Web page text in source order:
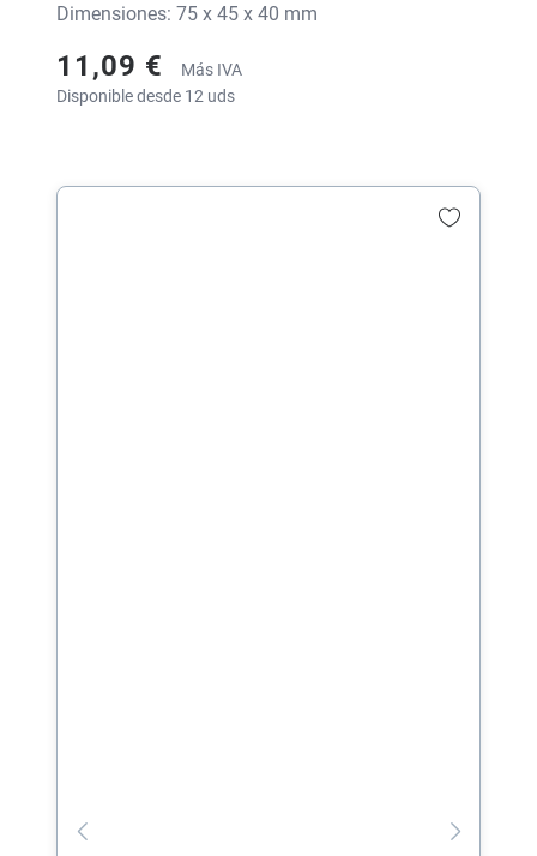
Dimensiones: 75 x 45 x 40 mm
11,09 €
Más IVA
Disponible desde 12 uds